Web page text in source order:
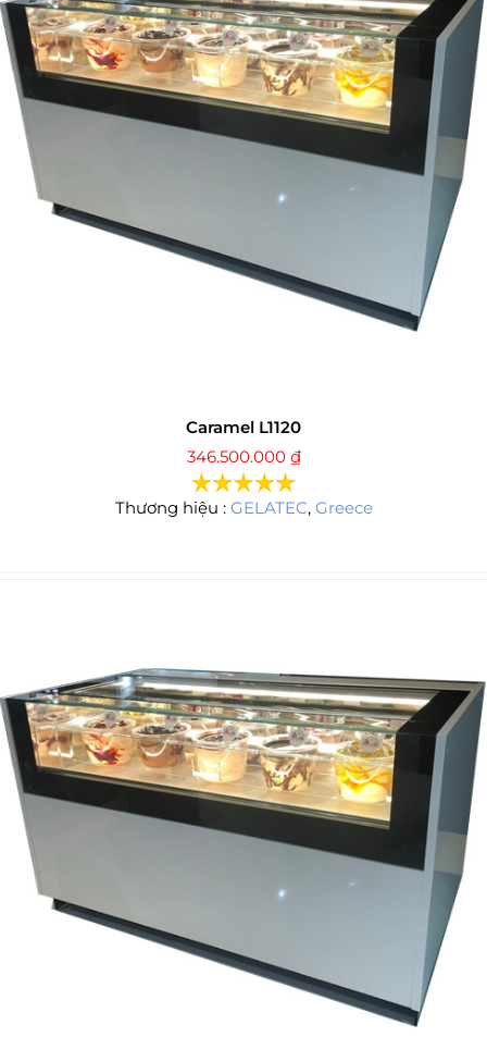
Caramel L1120
346.500.000₫
Thương hiệu : GELATEC, Greece